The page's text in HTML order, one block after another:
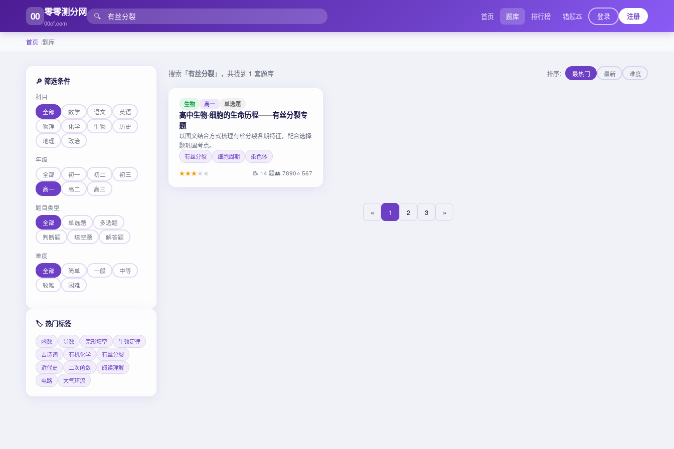
00 零零测分网
00cf.com
🔍 首页 题库 排行榜 错题本 登录 注册
首页 题库
🔎 筛选条件
科目
全部
数学 语文
英语
物理
化学 生物
历史
地理
政治
年级
全部
初一 初二
初三
高一
高二 高三
题目类型
全部
单选题
多选题
判断题
填空题 解答题
难度
全部
简单 一般
中等
较难
困难
🏷️ 热门标签
函数 导数 完形填空
牛顿定律
古诗词
有机化学
有丝分裂
近代史
二次函数
阅读理解
电路
大气环流
搜索「有丝分裂」，共找到 1 套题库 排序： 最热门 最新 难度
生物 高一 单选题
高中生物·细胞的生命历程——有丝分裂专
题
以图文结合方式梳理有丝分裂各期特征，配合选择
题巩固考点。
有丝分裂 细胞周期 染色体
★★★★ ★ 📝 14 题👥 7890⭐ 567
« 1 2 3 »